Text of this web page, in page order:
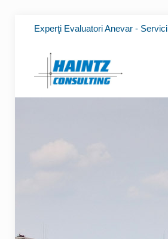
Experţi Evaluatori Anevar -